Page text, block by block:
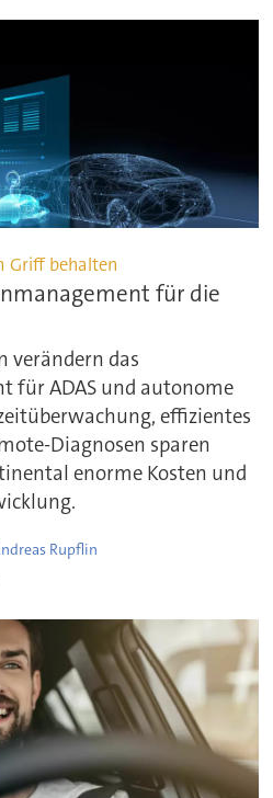
Griff behalten
für die
verändern das
für ADAS und autonome
effizientes
Diagnosen sparen
enorme Kosten und
Rupflin